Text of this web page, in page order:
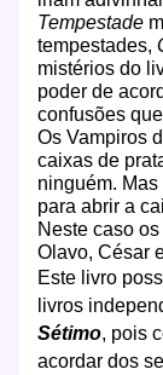
Tempestade
tempestades,
mistérios do
poder de
confusões
Os Vampiros
caixas de
ninguém.
para abrir a
Neste caso
Olavo, César
Este livro
livros
Sétimo, pois
acordar dos